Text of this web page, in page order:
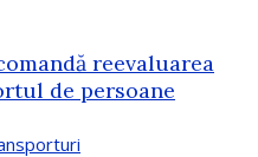
reevaluarea
de persoane